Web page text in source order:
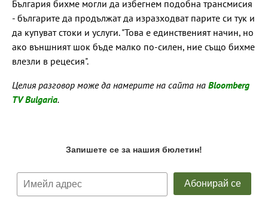
България бихме могли да избегнем подобна трансмисия
- българите да продължат да изразходват парите си тук и
да купуват стоки и услуги. "Това е единственият начин, но
ако външният шок бъде малко по-силен, ние също бихме
влезли в рецесия".
Целия разговор може да намерите на сайта на Bloomberg
TV Bulgaria.